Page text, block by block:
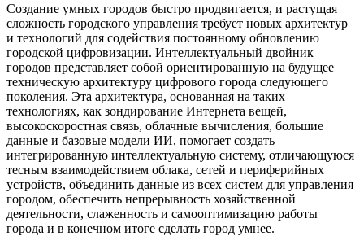
Создание умных городов быстро продвигается, и растущая
сложность городского управления требует новых архитектур
и технологий для содействия постоянному обновлению
городской цифровизации. Интеллектуальный двойник
городов представляет собой ориентированную на будущее
техническую архитектуру цифрового города следующего
поколения. Эта архитектура, основанная на таких
технологиях, как зондирование Интернета вещей,
высокоскоростная связь, облачные вычисления, большие
данные и базовые модели ИИ, помогает создать
интегрированную интеллектуальную систему, отличающуюся
тесным взаимодействием облака, сетей и периферийных
устройств, объединить данные из всех систем для управления
городом, обеспечить непрерывность хозяйственной
деятельности, слаженность и самооптимизацию работы
города и в конечном итоге сделать город умнее.